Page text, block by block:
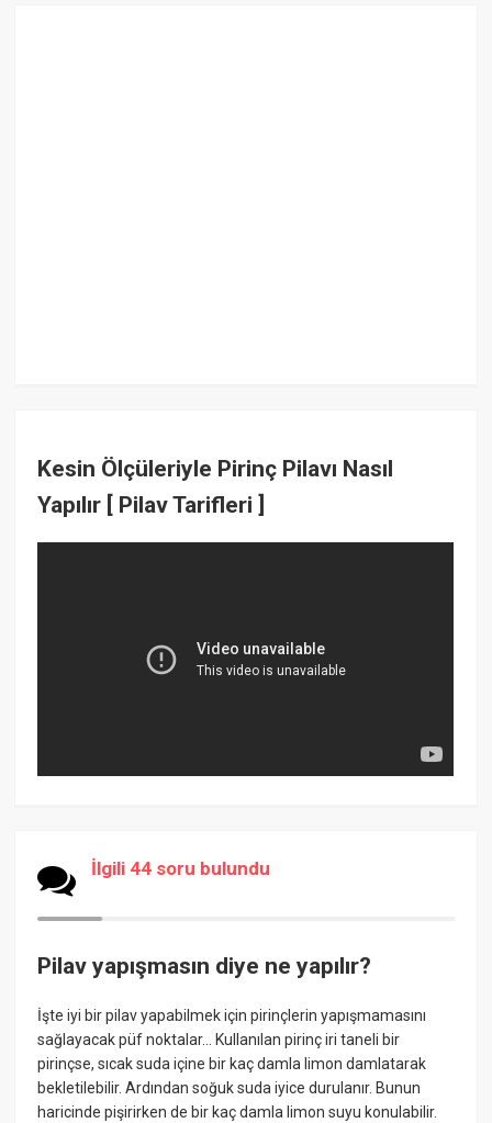
Kesin Ölçüleriyle Pirinç Pilavı Nasıl
Yapılır [ Pilav Tarifleri ]
İlgili 44 soru bulundu
Pilav yapışmasın diye ne yapılır?
İşte iyi bir pilav yapabilmek için pirinçlerin yapışmamasını
sağlayacak püf noktalar... Kullanılan pirinç iri taneli bir
pirinçse, sıcak suda içine bir kaç damla limon damlatarak
bekletilebilir. Ardından soğuk suda iyice durulanır. Bunun
haricinde pişirirken de bir kaç damla limon suyu konulabilir.